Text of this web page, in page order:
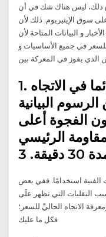
ذلك، ليس هناك شك في أن
سوق الإيثيريوم. ذلك لأن
و البيانات المتاحة لأن
في جميع الأساسيات و
يفوز في المعركة بين
1. يجب أن يكون التداول دائما في الاتجاه
البيانية
تكون الفجوة أعلى
الرئيسي
استخدامًا. ففي بعض
التقلبات التي تظهر علَى
الاتجاه الحاليِّ للسعر؛
فكل ما عليك